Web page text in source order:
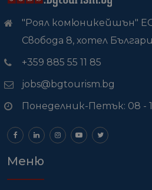
"Роял комюникейшън"
Свобода 8, хотел
+359 885 55 11 85
jobs@bgtourism.bg
Понеделник-Петък: 08 -
Меню